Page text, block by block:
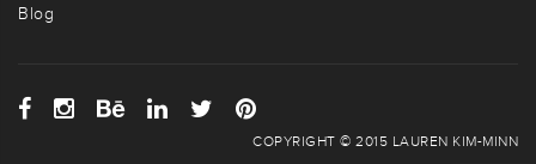
Blog
COPYRIGHT © 2015 LAUREN KIM-MINN